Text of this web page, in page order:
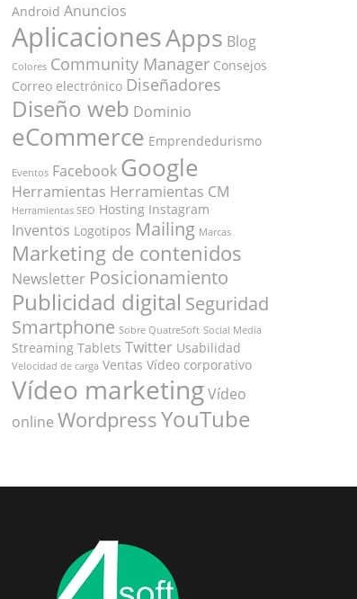
Android Anuncios
AplicacionesApps Blog
Colores Community Manager Consejos
Correo electrónico Diseñadores
Diseño web Dominio
eCommerce Emprendedurismo
Eventos Facebook Google
Herramientas Herramientas CM
Herramientas SEO Hosting Instagram
Inventos Logotipos Mailing Marcas
Marketing de contenidos
Newsletter Posicionamiento
Publicidad digital Seguridad
Smartphone Sobre QuatreSoft Social Media
Streaming Tablets Twitter Usabilidad
Velocidad de carga Ventas Vídeo corporativo
Vídeo marketing Vídeo
online WordpressYouTube